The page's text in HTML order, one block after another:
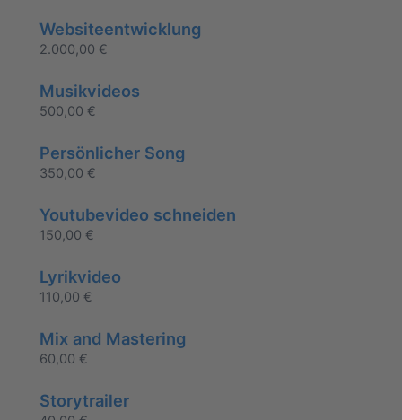
Websiteentwicklung
2.000,00 €
Musikvideos
500,00 €
Persönlicher Song
350,00 €
Youtubevideo schneiden
150,00 €
Lyrikvideo
110,00 €
Mix and Mastering
60,00 €
Storytrailer